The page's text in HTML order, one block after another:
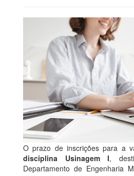
O prazo de inscrições para a
disciplina Usinagem I,
Departamento de Engenharia